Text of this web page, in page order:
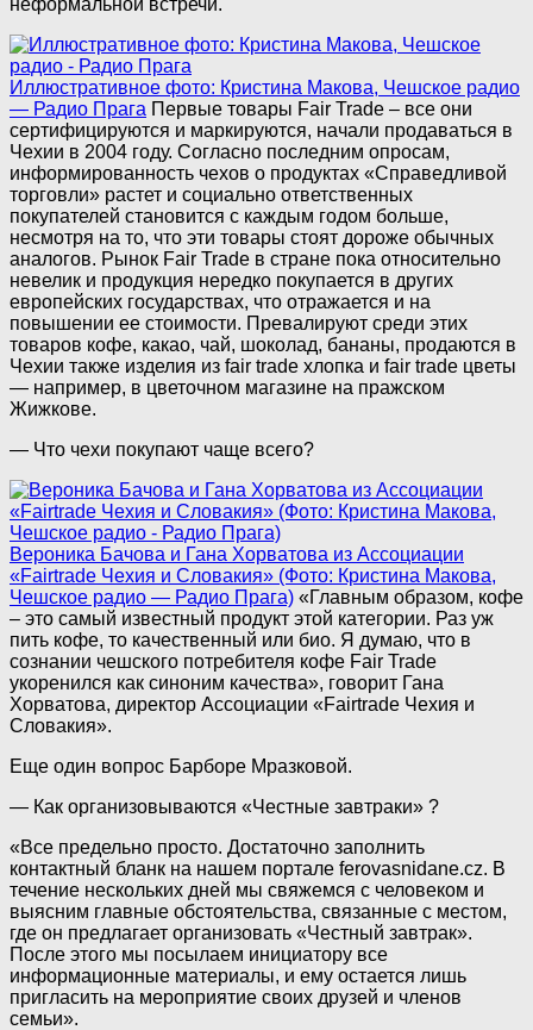
Иллюстративное фото: Кристина Макова, Чешское радио
— Радио Прага Первые товары Fair Trade – все они
сертифицируются и маркируются, начали продаваться в
Чехии в 2004 году. Согласно последним опросам,
информированность чехов о продуктах «Справедливой
торговли» растет и социально ответственных
покупателей становится с каждым годом больше,
несмотря на то, что эти товары стоят дороже обычных
аналогов. Рынок Fair Trade в стране пока относительно
невелик и продукция нередко покупается в других
европейских государствах, что отражается и на
повышении ее стоимости. Превалируют среди этих
товаров кофе, какао, чай, шоколад, бананы, продаются в
Чехии также изделия из fair trade хлопка и fair trade цветы
— например, в цветочном магазине на пражском
Жижкове.
— Что чехи покупают чаще всего?
Вероника Бачова и Гана Хорватова из Ассоциации
«Fairtrade Чехия и Словакия» (Фото: Кристина Макова,
Чешское радио — Радио Прага) «Главным образом, кофе
– это самый известный продукт этой категории. Раз уж
пить кофе, то качественный или био. Я думаю, что в
сознании чешского потребителя кофе Fair Trade
укоренился как синоним качества», говорит Гана
Хорватова, директор Ассоциации «Fairtrade Чехия и
Словакия».
Еще один вопрос Барборе Мразковой.
— Как организовываются «Честные завтраки» ?
«Все предельно просто. Достаточно заполнить
контактный бланк на нашем портале ferovasnidane.cz. В
течение нескольких дней мы свяжемся с человеком и
выясним главные обстоятельства, связанные с местом,
где он предлагает организовать «Честный завтрак».
После этого мы посылаем инициатору все
информационные материалы, и ему остается лишь
пригласить на мероприятие своих друзей и членов
семьи».